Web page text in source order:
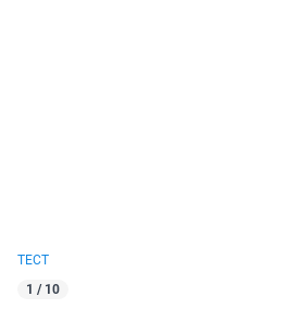
ТЕСТ
1 / 10